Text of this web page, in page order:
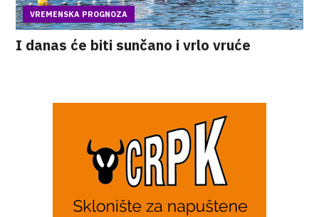
VREMENSKA PROGNOZA
I danas će biti sunčano i vrlo vruće